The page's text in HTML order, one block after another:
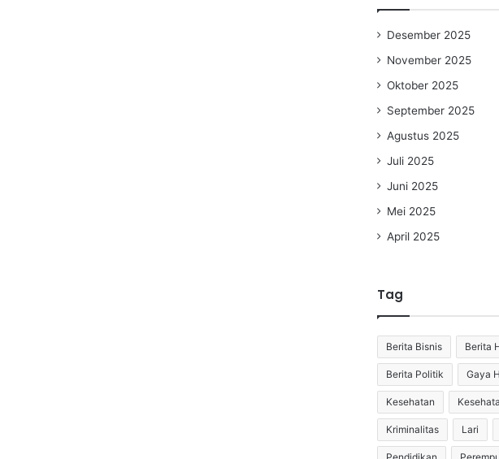
Desember 2025
November 2025
Oktober 2025
September 2025
Agustus 2025
Juli 2025
Juni 2025
Mei 2025
April 2025
Tag
Berita Bisnis Berita
Berita Politik Gaya
Kesehatan
Kriminalitas Lari